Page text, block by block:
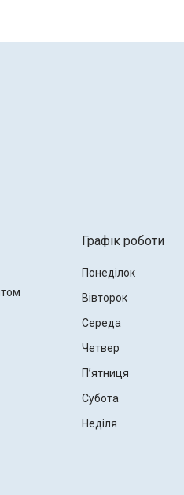
Графік роботи
Понеділок
Вівторок
Середа
Четвер
Пʼятниця
Субота
Неділя